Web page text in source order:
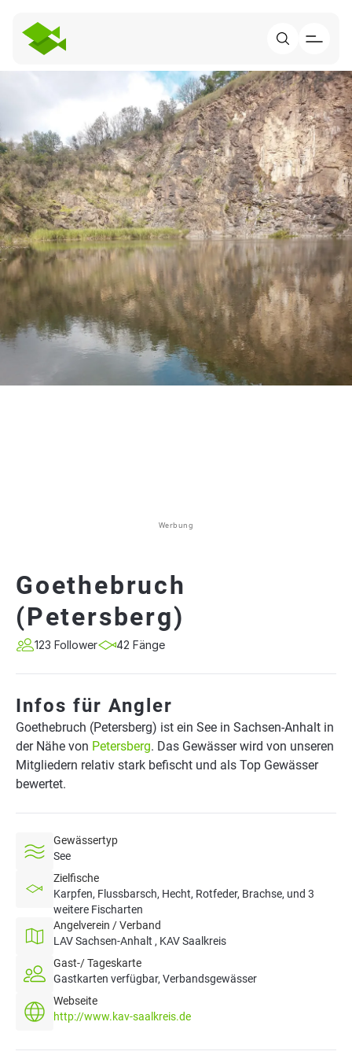
Werbung
Goethebruch
(Petersberg)
123 Follower 42 Fänge
Infos für Angler
Goethebruch (Petersberg) ist ein See in Sachsen-Anhalt in
der Nähe von Petersberg. Das Gewässer wird von unseren
Mitgliedern relativ stark befischt und als Top Gewässer
bewertet.
Gewässertyp
See
Zielfische
Karpfen, Flussbarsch, Hecht, Rotfeder, Brachse, und 3
weitere Fischarten
Angelverein / Verband
LAV Sachsen-Anhalt , KAV Saalkreis
Gast-/ Tageskarte
Gastkarten verfügbar, Verbandsgewässer
Webseite
http://www.kav-saalkreis.de